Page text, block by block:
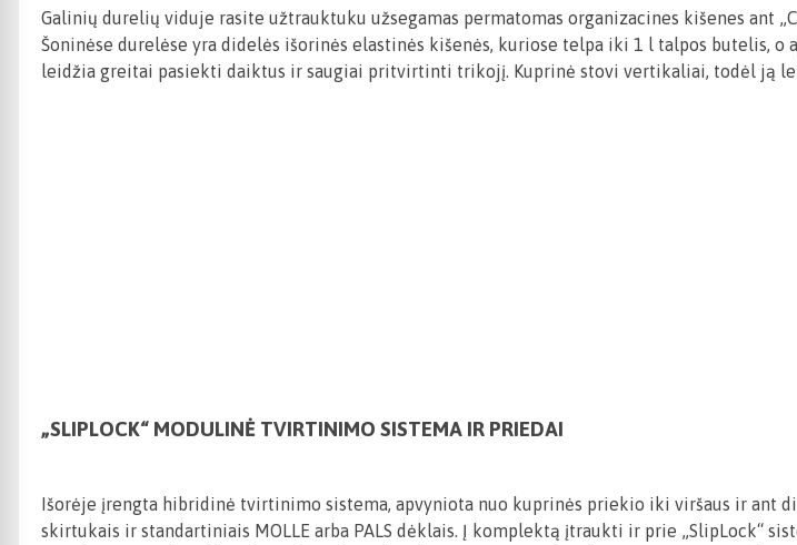
Galinių durelių viduje rasite užtrauktuku užsegamas permatomas organizacines kišenes ant
Šoninėse durelėse yra didelės išorinės elastinės kišenės, kuriose telpa iki 1 l talpos butelis,
leidžia greitai pasiekti daiktus ir saugiai pritvirtinti trikojį. Kuprinė stovi vertikaliai, todėl ją
„SLIPLOCK“ MODULINĖ TVIRTINIMO SISTEMA IR PRIEDAI
Išorėje įrengta hibridinė tvirtinimo sistema, apvyniota nuo kuprinės priekio iki viršaus ir ant
skirtukais ir standartiniais MOLLE arba PALS dėklais. Į komplektą įtraukti ir prie „SlipLock“